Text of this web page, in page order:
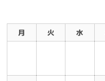
月 火 水